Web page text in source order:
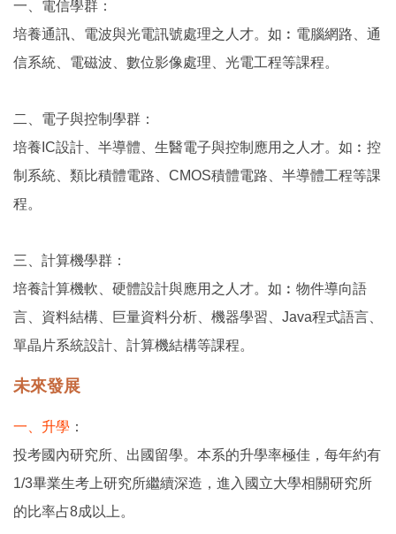
一、電信學群：
培養通訊、電波與光電訊號處理之人才。如︰電腦網路、通
信系統、電磁波、數位影像處理、光電工程等課程。
二、電子與控制學群：
培養IC設計、半導體、生醫電子與控制應用之人才。如︰控
制系統、類比積體電路、CMOS積體電路、半導體工程等課
程。
三、計算機學群：
培養計算機軟、硬體設計與應用之人才。如︰物件導向語
言、資料結構、巨量資料分析、機器學習、Java程式語言、
單晶片系統設計、計算機結構等課程。
未來發展
一、升學 ：
投考國內研究所、出國留學。本系的升學率極佳，每年約有
1/3畢業生考上研究所繼續深造，進入國立大學相關研究所
的比率占8成以上。